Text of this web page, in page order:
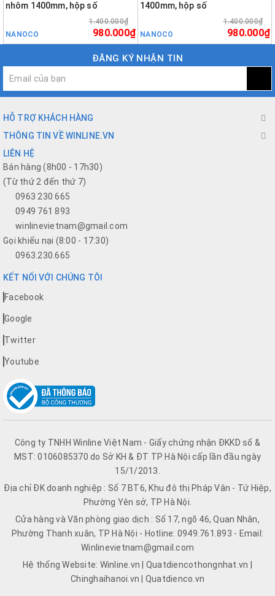
nhôm 1400mm, hộp số
NANOCO
1.400.000₫
980.000₫
1400mm, hộp số
NANOCO
1.400.000₫
980.000₫
ĐĂNG KÝ NHẬN TIN
HỖ TRỢ KHÁCH HÀNG
THÔNG TIN VỀ WINLINE.VN
LIÊN HỆ
Bán hàng (8h00 - 17h30)
(Từ thứ 2 đến thứ 7)
0963 230 665
0949 761 893
winlinevietnam@gmail.com
Gọi khiếu nại (8:00 - 17:30)
0963.230.665
KẾT NỐI VỚI CHÚNG TÔI
Facebook
Google
Twitter
Youtube
Công ty TNHH Winline Việt Nam - Giấy chứng nhận ĐKKD số &
MST: 0106085370 do Sở KH & ĐT TP Hà Nội cấp lần đầu ngày
15/1/2013.
Địa chỉ ĐK doanh nghiệp : Số 7 BT6, Khu đô thị Pháp Vân - Tứ Hiệp,
Phường Yên sở, TP Hà Nội.
Cửa hàng và Văn phòng giao dịch : Số 17, ngõ 46, Quan Nhân,
Phường Thanh xuân, TP Hà Nội - Hotline: 0949.761.893 - Email:
Winlinevietnam@gmail.com
Hệ thống Website: Winline.vn | Quatdiencothongnhat.vn |
Chinghaihanoi.vn | Quatdienco.vn